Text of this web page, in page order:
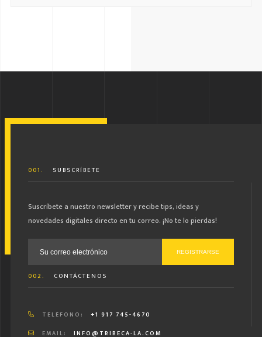
001. SUBSCRÍBETE
Suscríbete a nuestro newsletter y recibe tips, ideas y
novedades digitales directo en tu correo. ¡No te lo pierdas!
002. CONTÁCTENOS
TELÉFONO:
+1 917 745-4670
EMAIL:
INFO@TRIBECA-LA.COM